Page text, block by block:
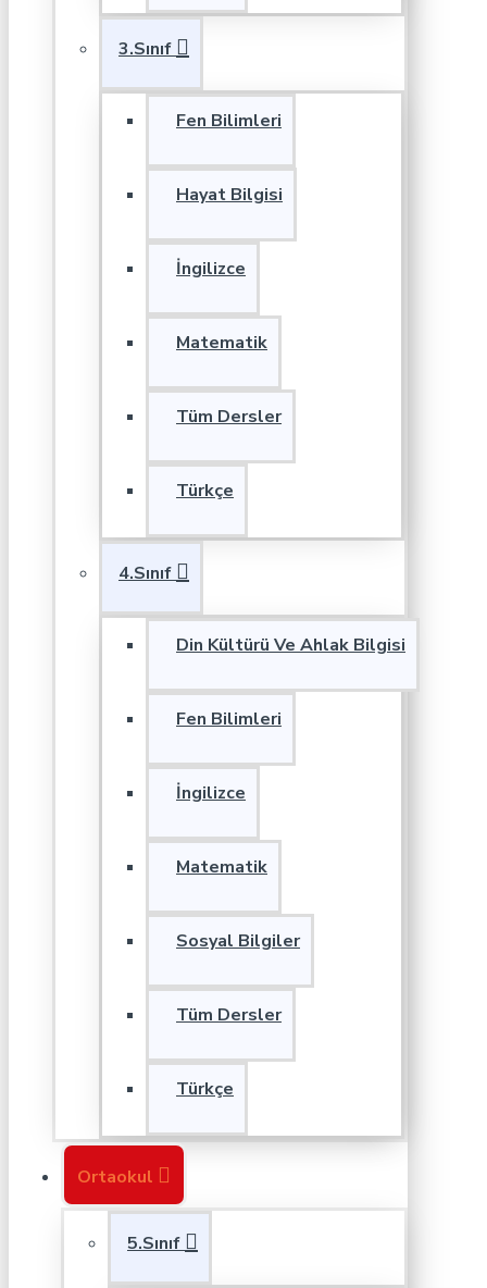
3.Sınıf
Fen Bilimleri
Hayat Bilgisi
İngilizce
Matematik
Tüm Dersler
Türkçe
4.Sınıf
Din Kültürü Ve Ahlak Bilgisi
Fen Bilimleri
İngilizce
Matematik
Sosyal Bilgiler
Tüm Dersler
Türkçe
Ortaokul
5.Sınıf